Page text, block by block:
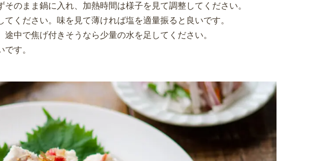
のまま鍋に入れ、加熱時間は様子を見て調整してください。
ください。味を見て薄ければ塩を適量振ると良いです。
中で焦げ付きそうなら少量の水を足してください。
す。